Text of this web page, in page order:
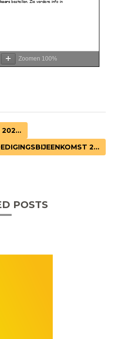
Zoomen 100%
202...
2...
POSTS